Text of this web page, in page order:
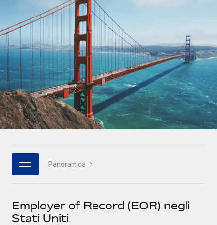
Affidati agli esperti per la gestione HR e la
compliance globale
flessibile
CASE STUDIES
Deutsch
Español
Italiano
Português (Portugal)
日本語
Panoramica
Employer of Record (EOR) negli
Stati Uniti